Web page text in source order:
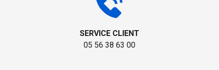
SERVICE CLIENT
05 56 38 63 00